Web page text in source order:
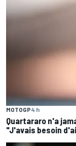
MOTOGP4 h
Quartararo n'a
"J'avais besoin